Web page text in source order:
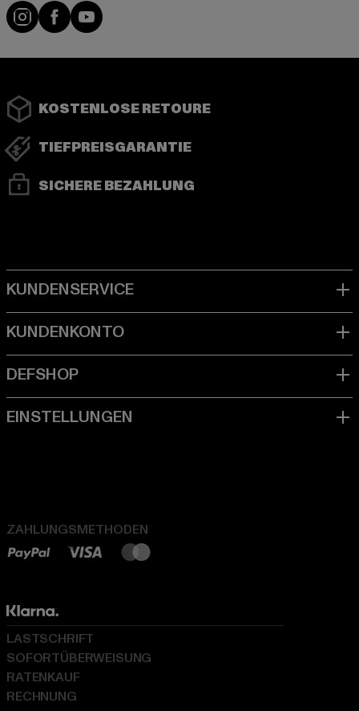
Instagram
FacebookYouTube
KOSTENLOSE RETOURE
TIEFPREISGARANTIE
SICHERE BEZAHLUNG
ZAHLUNGSMETHODEN
LASTSCHRIFT
SOFORTÜBERWEISUNG
RATENKAUF
RECHNUNG